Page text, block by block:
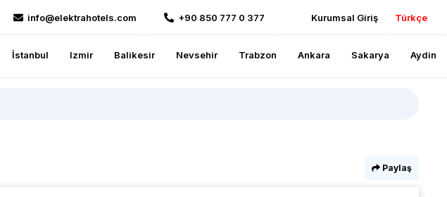
info@elektrahotels.com +90 850 777 0 377 Kurumsal Giriş Türkçe
İstanbul Izmir Balikesir Nevsehir Trabzon Ankara Sakarya Aydin
Paylaş